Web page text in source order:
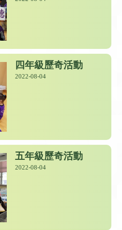
四年級歷奇活動
2022-08-04
五年級歷奇活動
2022-08-04